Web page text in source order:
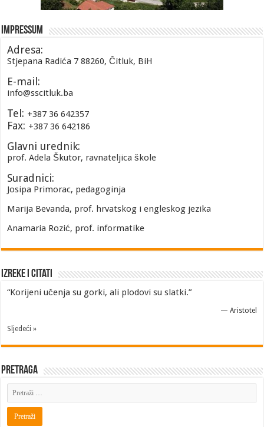
Impressum
Adresa:
Stjepana Radića 7 88260, Čitluk, BiH
E-mail:
info@sscitluk.ba
Tel: +387 36 642357
Fax: +387 36 642186
Glavni urednik:
prof. Adela Škutor, ravnateljica škole
Suradnici:
Josipa Primorac, pedagoginja
Marija Bevanda, prof. hrvatskog i engleskog jezika
Anamaria Rozić, prof. informatike
Izreke i Citati
“Korijeni učenja su gorki, ali plodovi su slatki.”
— Aristotel
Sljedeći »
Pretraga